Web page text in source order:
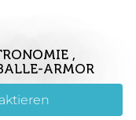
,
ARMOR